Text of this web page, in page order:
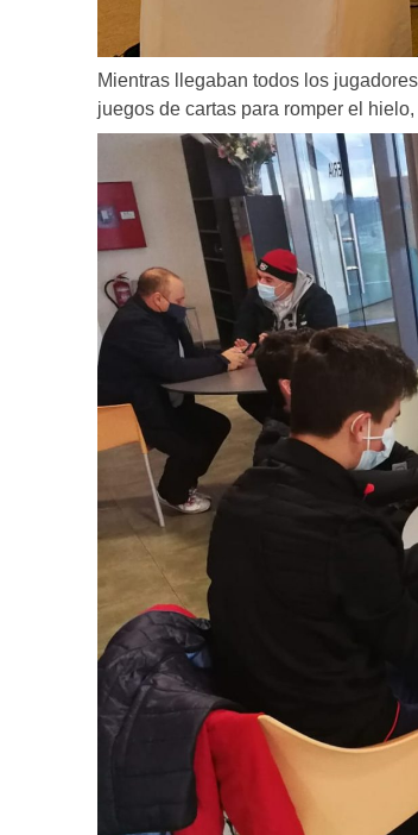
Mientras llegaban todos los
juegos de cartas para romper el